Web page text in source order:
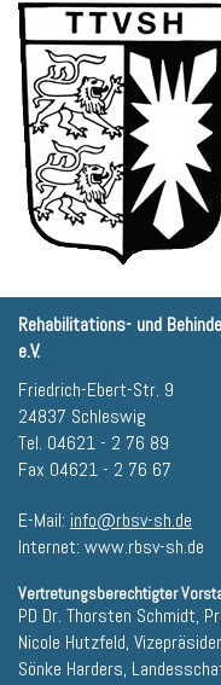
Rehabilitations- und
e.V.
Friedrich-Ebert-Str. 9
24837 Schleswig
Tel. 04621 - 2 76 89
Fax 04621 - 2 76 67
E-Mail: info@rbsv-sh.de
Internet: www.rbsv-sh.de
Vertretungsberechtigter
PD Dr. Thorsten Schmidt,
Nicole Hutzfeld,
Sönke Harders,